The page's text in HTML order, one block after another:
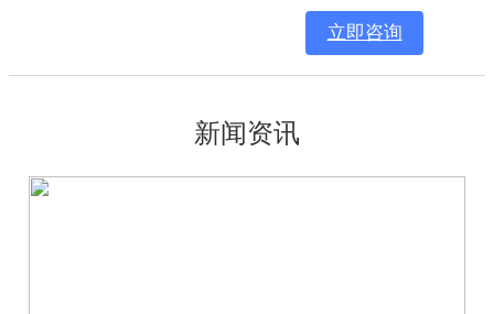
立即咨询
新闻资讯